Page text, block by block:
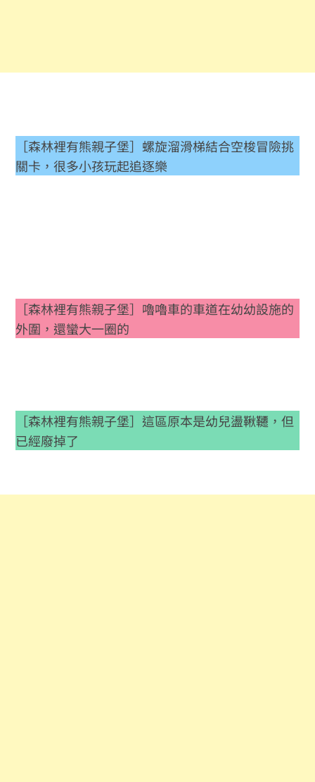
［森林裡有熊親子堡］螺旋溜滑梯結合空梭冒險挑
關卡，很多小孩玩起追逐樂
［森林裡有熊親子堡］嚕嚕車的車道在幼幼設施的
外圍，還蠻大一圈的
［森林裡有熊親子堡］這區原本是幼兒盪鞦韆，但
已經廢掉了